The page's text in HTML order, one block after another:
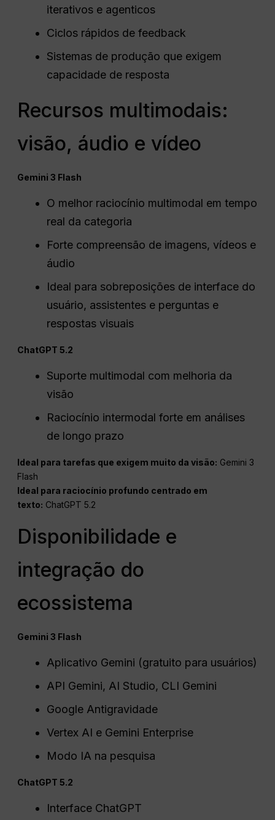
iterativos e agenticos
Ciclos rápidos de feedback
Sistemas de produção que exigem
capacidade de resposta
Recursos multimodais:
visão, áudio e vídeo
Gemini 3 Flash
O melhor raciocínio multimodal em tempo
real da categoria
Forte compreensão de imagens, vídeos e
áudio
Ideal para sobreposições de interface do
usuário, assistentes e perguntas e
respostas visuais
ChatGPT 5.2
Suporte multimodal com melhoria da
visão
Raciocínio intermodal forte em análises
de longo prazo
Ideal para tarefas que exigem muito da visão: Gemini 3
Flash
Ideal para raciocínio profundo centrado em
texto: ChatGPT 5.2
Disponibilidade e
integração do
ecossistema
Gemini 3 Flash
Aplicativo Gemini (gratuito para usuários)
API Gemini, AI Studio, CLI Gemini
Google Antigravidade
Vertex AI e Gemini Enterprise
Modo IA na pesquisa
ChatGPT 5.2
Interface ChatGPT